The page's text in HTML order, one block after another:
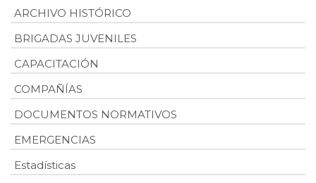
ARCHIVO HISTÓRICO
BRIGADAS JUVENILES
CAPACITACIÓN
COMPAÑÍAS
DOCUMENTOS NORMATIVOS
EMERGENCIAS
Estadísticas